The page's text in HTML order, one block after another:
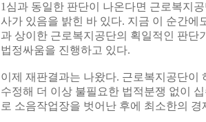
1심과 동일한 판단이 나온다면 근로복지
사가 있음을 밝힌 바 있다. 지금 이 순간에
과 상이한 근로복지공단의 획일적인 판단
법정싸움을 진행하고 있다.
이제 재판결과는 나왔다. 근로복지공단이
수정해 더 이상 불필요한 법적분쟁 없이
로 소음작업장을 벗어난 후에 최소한의